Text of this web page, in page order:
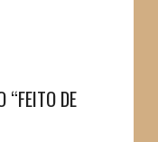
“FEITO DE